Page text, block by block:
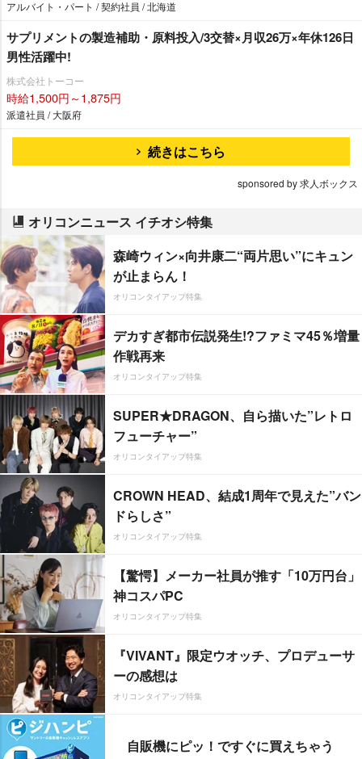
アルバイト・パート / 契約社員 / 北海道
サプリメントの製造補助・原料投入/3交替×月収26万×年休126日
男性活躍中!
株式会社トーコー
時給1,500円～1,875円
派遣社員 / 大阪府
続きはこちら
sponsored by 求人ボックス
オリコンニュース イチオシ特集
森崎ウィン×向井康二“両片思い”にキュン
が止まらん！
オリコンタイアップ特集
デカすぎ都市伝説発生!?ファミマ45％増量
作戦再来
オリコンタイアップ特集
SUPER★DRAGON、自ら描いた”レトロ
フューチャー”
オリコンタイアップ特集
CROWN HEAD、結成1周年で見えた”バン
ドらしさ”
オリコンタイアップ特集
【驚愕】メーカー社員が推す「10万円台」
神コスパPC
オリコンタイアップ特集
『VIVANT』限定ウオッチ、プロデューサ
ーの感想は
オリコンタイアップ特集
自販機にピッ！ですぐに買えちゃう